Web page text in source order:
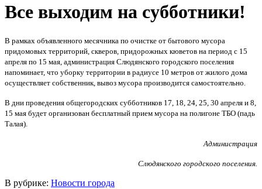
Все выходим на субботники!
В рамках объявленного месячника по очистке от бытового мусора
придомовых территорий, скверов, придорожных кюветов на период с 15
апреля по 15 мая, администрация Слюдянского городского поселения
напоминает, что уборку территории в радиусе 10 метров от жилого дома
осуществляет собственник, вывоз мусора производится самостоятельно.
В дни проведения общегородских субботников 17, 18, 24, 25, 30 апреля и 8,
15 мая будет организован бесплатный прием мусора на полигоне ТБО (падь
Талая).
Администрация
Слюдянского городского поселения.
В рубрике: Новости города